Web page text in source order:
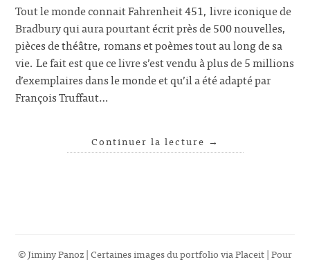
Tout le monde connait Fahrenheit 451, livre iconique de
Bradbury qui aura pourtant écrit près de 500 nouvelles,
pièces de théâtre, romans et poèmes tout au long de sa
vie. Le fait est que ce livre s’est vendu à plus de 5 millions
d’exemplaires dans le monde et qu’il a été adapté par
François Truffaut…
Continuer la lecture →
© Jiminy Panoz | Certaines images du portfolio viaPlaceit| Pour